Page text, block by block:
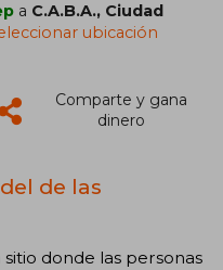
a C.A.B.A., Ciudad
ubicación
Comparte y gana
dinero
de las
donde las personas